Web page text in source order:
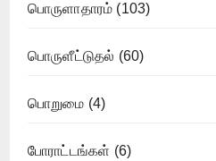
பொருளாதாரம் (103)
பொருளீட்டுதல் (60)
பொறுமை (4)
போராட்டங்கள் (6)